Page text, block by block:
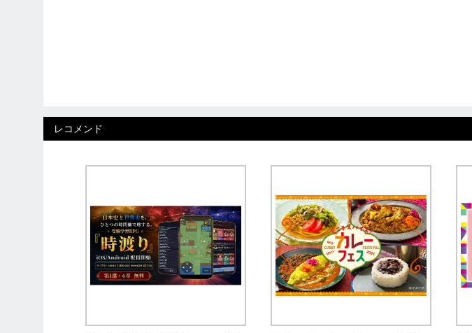
レコメンド